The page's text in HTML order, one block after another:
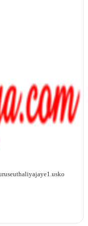
use utha liya jaye1. us ko